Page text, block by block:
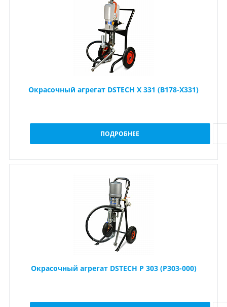
Окрасочный агрегат DSTECH X 331 (B178-X331)
ПОДРОБНЕЕ
Окрасочный агрегат DSTECH P 303 (P303-000)